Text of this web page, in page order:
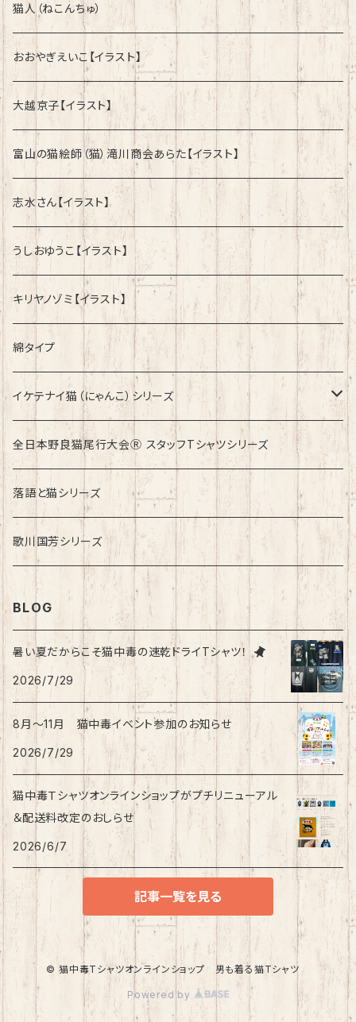
綿100%ノーマルタイプ
綿100%ノーマルタイプ
猫人（ねこんちゅ）
おおやぎえいこ【イラスト】
大越京子【イラスト】
富山の猫絵師（猫）滝川商会あらた【イラスト】
志水さん【イラスト】
うしおゆうこ【イラスト】
キリヤノゾミ【イラスト】
綿タイプ
イケテナイ猫（にゃんこ）シリーズ
ロンドンバスに乗りたい！
全日本野良猫尾行大会Ⓡ スタッフTシャツシリーズ
落語と猫シリーズ
歌川国芳シリーズ
BLOG
暑い夏だからこそ猫中毒の速乾ドライTシャツ！
2026/7/29
8月〜11月 猫中毒イベント参加のお知らせ
2026/7/29
猫中毒Ｔシャツオンラインショップがプチリニューアル
＆配送料改定のおしらせ
2026/6/7
記事一覧を見る
© 猫中毒Tシャツオンラインショップ 男も着る猫Tシャツ
Powered by